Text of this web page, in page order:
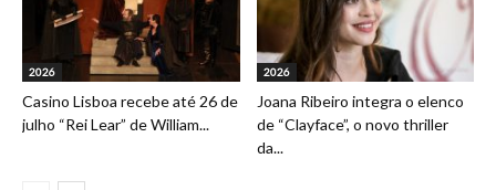
2026
Casino Lisboa recebe até 26 de
julho “Rei Lear” de William...
2026
Joana Ribeiro integra o elenco
de “Clayface”, o novo thriller
da...